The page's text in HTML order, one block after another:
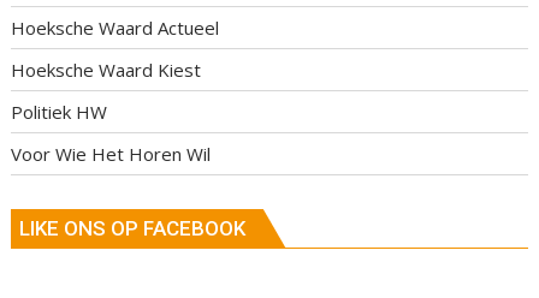
Hoeksche Waard Actueel
Hoeksche Waard Kiest
Politiek HW
Voor Wie Het Horen Wil
LIKE ONS OP FACEBOOK